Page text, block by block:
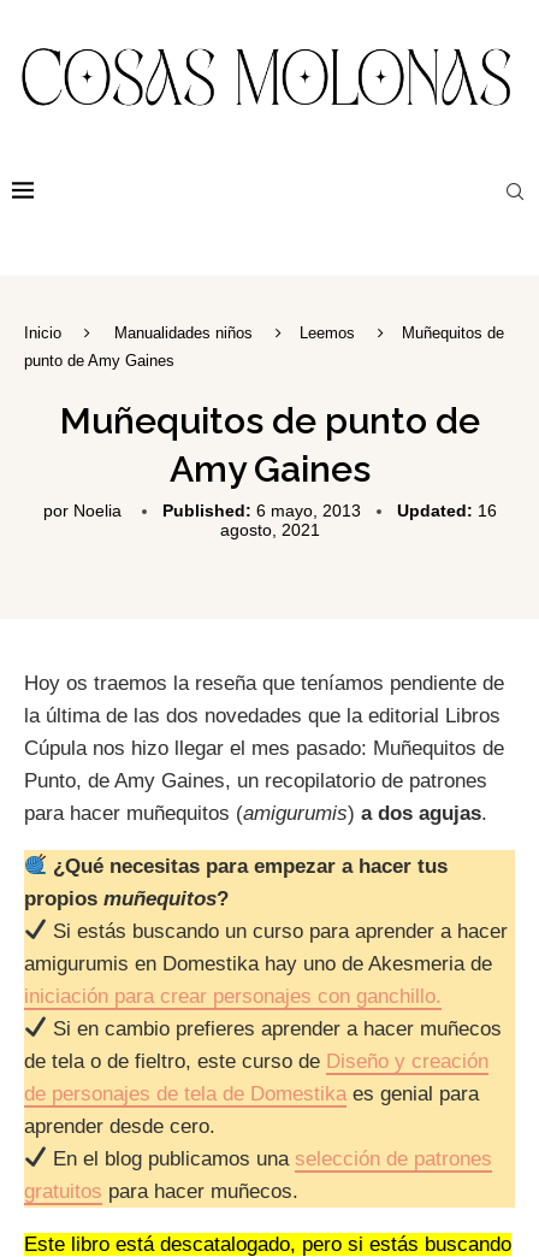
Inicio Manualidades niños Leemos
Muñequitos de
punto de Amy Gaines
Muñequitos de punto de
Amy Gaines
por Noelia Published: 6 mayo, 2013 Updated: 16
agosto, 2021
Hoy os traemos la reseña que teníamos pendiente de
la última de las dos novedades que la editorial Libros
Cúpula nos hizo llegar el mes pasado: Muñequitos de
Punto, de Amy Gaines, un recopilatorio de patrones
para hacer muñequitos (amigurumis) a dos agujas.
¿Qué necesitas para empezar a hacer tus
propios muñequitos?
Si estás buscando un curso para aprender a hacer
amigurumis en Domestika hay uno de Akesmeria de
iniciación para crear personajes con ganchillo.
Si en cambio prefieres aprender a hacer muñecos
de tela o de fieltro, este curso de Diseño y creación
de personajes de tela de Domestika es genial para
aprender desde cero.
En el blog publicamos una selección de patrones
gratuitos para hacer muñecos.
Este libro está descatalogado, pero si estás buscando